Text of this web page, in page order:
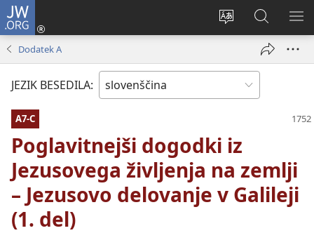
JW.ORG
Spremeni
spletnega
mesta
Prijava
(odpre
Iskanje
po
JW.ORG
Dodatek A
JEZIK BESEDILA:
A7-C
Poglavitnejši dogodki iz
Jezusovega življenja na zemlji
– Jezusovo delovanje v Galileji
(1. del)